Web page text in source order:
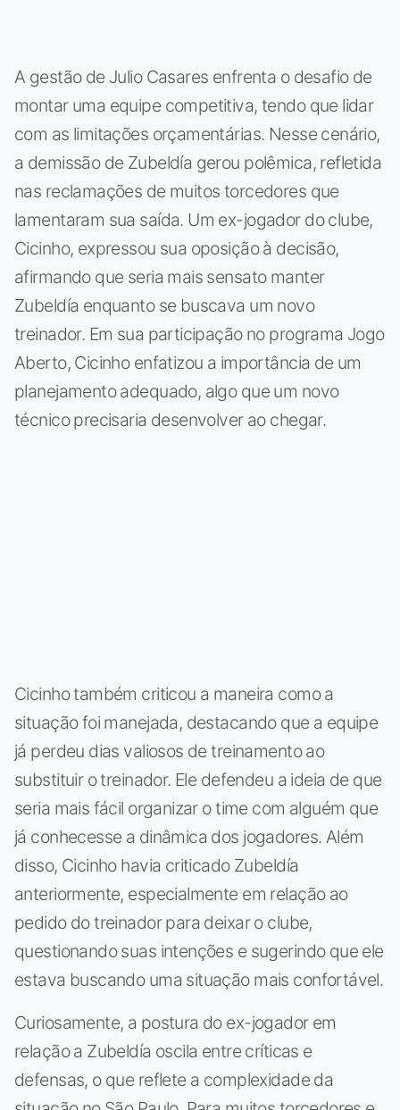
A gestão de Julio Casares enfrenta o desafio de
montar uma equipe competitiva, tendo que lidar
com as limitações orçamentárias. Nesse cenário,
a demissão de Zubeldía gerou polêmica, refletida
nas reclamações de muitos torcedores que
lamentaram sua saída. Um ex-jogador do clube,
Cicinho, expressou sua oposição à decisão,
afirmando que seria mais sensato manter
Zubeldía enquanto se buscava um novo
treinador. Em sua participação no programa Jogo
Aberto, Cicinho enfatizou a importância de um
planejamento adequado, algo que um novo
técnico precisaria desenvolver ao chegar.
Cicinho também criticou a maneira como a
situação foi manejada, destacando que a equipe
já perdeu dias valiosos de treinamento ao
substituir o treinador. Ele defendeu a ideia de que
seria mais fácil organizar o time com alguém que
já conhecesse a dinâmica dos jogadores. Além
disso, Cicinho havia criticado Zubeldía
anteriormente, especialmente em relação ao
pedido do treinador para deixar o clube,
questionando suas intenções e sugerindo que ele
estava buscando uma situação mais confortável.
Curiosamente, a postura do ex-jogador em
relação a Zubeldía oscila entre críticas e
defensas, o que reflete a complexidade da